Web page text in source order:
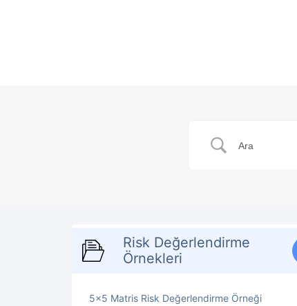
Risk Değerlendirme
Örnekleri
5×5 Matris Risk Değerlendirme Örneği